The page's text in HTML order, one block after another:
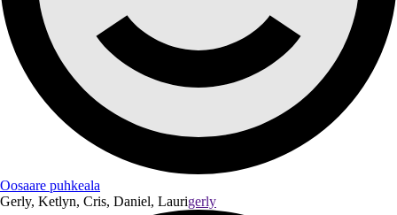
Oosaare puhkeala
Gerly, Ketlyn, Cris, Daniel, Laurigerly